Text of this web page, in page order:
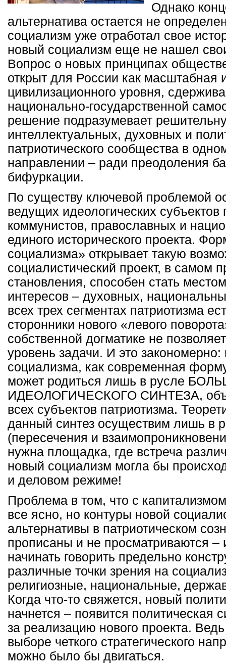
Однако
альтернатива остается не
социализм уже отработал свое
новый социализм еще не нашел
Вопрос о новых принципах
открыт для России как масштабная
цивилизационного уровня,
национально-государственной
решение подразумевает
интеллектуальных, духовных и
патриотического сообщества в
направлении – ради преодоления
бифуркации.
По существу ключевой проблемой
ведущих идеологических субъектов
коммунистов, православных и
единого исторического проекта.
социализма» открывает такую
социалистический проект, в самом
становления, способен стать
интересов – духовных,
всех трех сегментах патриотизма
сторонники нового «левого
собственной догматике не
уровень задачи. И это закономерно:
социализма, как современная
может родиться лишь в русле
ИДЕОЛОГИЧЕСКОГО СИНТЕЗА,
всех субъектов патриотизма.
данный синтез осуществим лишь в
(пересечения и
нужна площадка, где встреча
новый социализм могла бы
и деловом режиме!
Проблема в том, что с
все ясно, но контуры новой
альтернативы в патриотическом
прописаны и не просматриваются –
начинать говорить предельно
различные точки зрения на
религиозные, национальные,
Когда что-то свяжется, новый
начнется – появится политическая
за реализацию нового проекта.
выборе четкого стратегического
можно было бы двигаться.